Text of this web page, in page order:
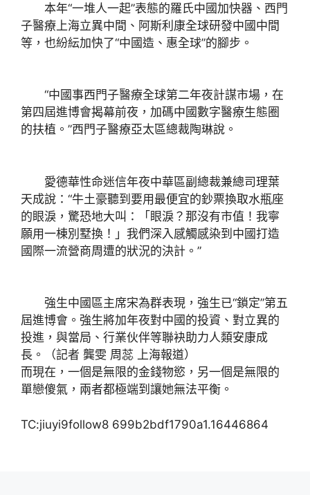
本年“一堆人一起”表態的羅氏中國加快器、西門
子醫療上海立異中間、阿斯利康全球研發中國中間
等，也紛紜加快了“中國造、惠全球”的腳步。
“中國事西門子醫療全球第二年夜計謀市場，在
第四屆進博會揭幕前夜，加碼中國數字醫療生態圈
的扶植。”西門子醫療亞太區總裁陶琳說。
愛德華性命迷信年夜中華區副總裁兼總司理葉
天成說：“牛土豪聽到要用最便宜的鈔票換取水瓶座
的眼淚，驚恐地大叫：「眼淚？那沒有市值！我寧
願用一棟別墅換！」我們深入感觸感染到中國打造
國際一流營商周遭的狀況的決計。”
強生中國區主席宋為群表現，強生已“鎖定”第五
屆進博會。強生將加年夜對中國的投資、對立異的
投進，與當局、行業伙伴等聯袂助力人類安康成
長。（記者 龔雯 周蕊 上海報道）
而現在，一個是無限的金錢物慾，另一個是無限的
單戀傻氣，兩者都極端到讓她無法平衡。
TC:jiuyi9follow8 699b2bdf1790a1.16446864